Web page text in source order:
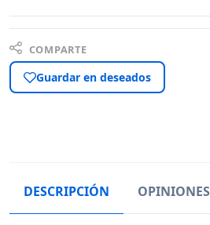
COMPARTE
Guardar en deseados
DESCRIPCIÓN OPINIONES